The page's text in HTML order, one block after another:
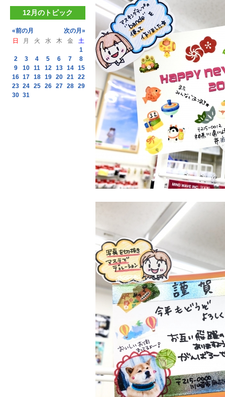
12月のトピック
«前の月
次の月»
日
月 火 水 木 金
土
1
2
3 4 5 6 7
8
9
10 11 12 13 14 15
16 17 18 19 20 21 22
23 24 25 26 27 28 29
30 31